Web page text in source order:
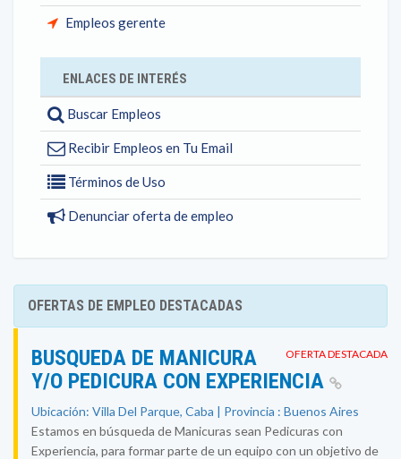
Empleos gerente
ENLACES DE INTERÉS
Buscar Empleos
Recibir Empleos en Tu Email
Términos de Uso
Denunciar oferta de empleo
OFERTAS DE EMPLEO DESTACADAS
OFERTA DESTACADA
BUSQUEDA DE MANICURA
Y/O PEDICURA CON EXPERIENCIA
Ubicación: Villa Del Parque, Caba | Provincia : Buenos Aires
Estamos en búsqueda de Manicuras sean Pedicuras con
Experiencia, para formar parte de un equipo con un objetivo de